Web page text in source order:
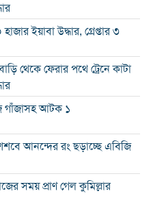
ইয়াবা উদ্ধার, গ্রেপ্তার ৩
থেকে ফেরার পথে ট্রেনে কাটা
গাঁজাসহ আটক ১
আনন্দের রং ছড়াচ্ছে এবিজি
সময় প্রাণ গেল কুমিল্লার